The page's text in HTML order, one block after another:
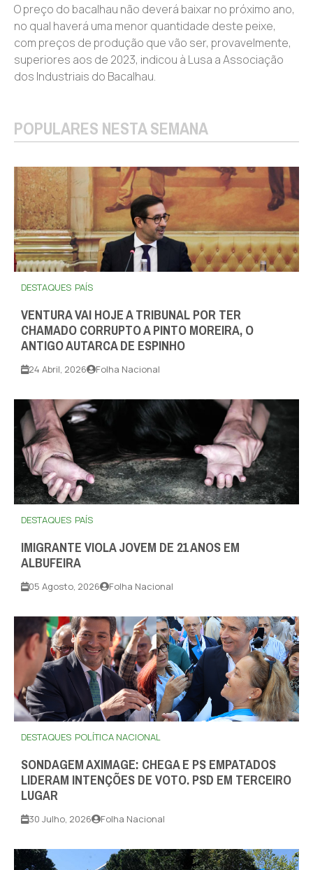
O preço do bacalhau não deverá baixar no próximo ano,
no qual haverá uma menor quantidade deste peixe,
com preços de produção que vão ser, provavelmente,
superiores aos de 2023, indicou à Lusa a Associação
dos Industriais do Bacalhau.
POPULARES NESTA SEMANA
DESTAQUES PAÍS
VENTURA VAI HOJE A TRIBUNAL POR TER
CHAMADO CORRUPTO A PINTO MOREIRA, O
ANTIGO AUTARCA DE ESPINHO
24 Abril, 2026 Folha Nacional
DESTAQUES PAÍS
IMIGRANTE VIOLA JOVEM DE 21 ANOS EM
ALBUFEIRA
05 Agosto, 2026 Folha Nacional
DESTAQUES POLÍTICA NACIONAL
SONDAGEM AXIMAGE: CHEGA E PS EMPATADOS
LIDERAM INTENÇÕES DE VOTO. PSD EM TERCEIRO
LUGAR
30 Julho, 2026 Folha Nacional